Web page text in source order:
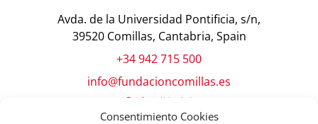
Consentimiento Cookies
Avda. de la Universidad Pontificia, s/n,
39520 Comillas, Cantabria, Spain
+34 942 715 500
info@fundacioncomillas.es